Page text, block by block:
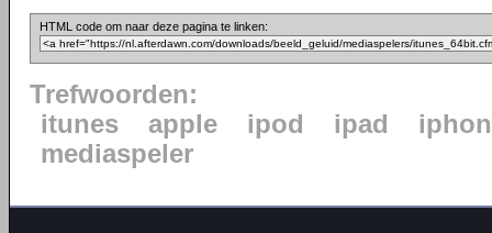
HTML code om naar deze pagina te linken:
Trefwoorden:
itunes
apple ipod ipad
mediaspeler